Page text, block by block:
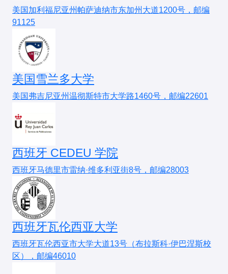
计部分。
专业课策略
普通心理学：以彭聃龄《普通心理学》为基础。
实验心理学：重点掌握郭秀艳《实验心理学》中
真题利用
研究目标院校近5年真题，总结高频考点。
四、最新招生政策变化
推免比例扩大
北大、北师大等校推免占比升至80%+，统考名
额压缩
交叉学科兴起：
认知神经科学（北大-清华联合项目）、人工智
考核方式改革
部分985院校（如复旦、南大）取消笔试，改
为“申请-考核制”
五、报考建议
择校策略
冲名校：建议心理学专业课120+、英语一70+
求稳妥：选择“一志愿未满”院校（如陕师大、华
劣势：相比应用心理学专业，企业对口岗位较少，需
补充实践技能（如编程、数据分析）
三、适合报考人群
1. 推荐人群
✔未来想读博/进高校：基础心理学是学术深造的最佳路
径之一
✔实验技能强
计划从事科研或教育
2. 不推荐人群
✖想快速就业赚钱：建议选择应用心理学、人力资源等
专业
✖ 实验技能较弱
✖讨厌理论研究
询、应用心理学）
四、院校梯队与报考难度
三、报考流程与准备
1. 硕士/博士报考
考试科目
公共课：政治、英语（一）
专业课：心理学综合（含普通心理学、实验心理
复试：注重心理学理论功底和研究潜力，可能涉及实
2. 备考建议
专业课：
教材：彭聃龄《普通心理学》、郭秀艳《实验心
理学》、张厚粲《现代心理与教育统计学》
学术积累：关注《心理学报》《心理科学》等期刊，
了解最新研究动态。
3. 跨考生注意
美国加利福尼亚州帕萨迪纳市东加州大道1200号，邮编
91125
美国雪兰多大学
美国弗吉尼亚州温彻斯特市大学路1460号，邮编22601
西班牙 CEDEU 学院
西班牙马德里市雷纳·维多利亚街8号，邮编28003
西班牙瓦伦西亚大学
西班牙瓦伦西亚市大学大道13号（布拉斯科·伊巴涅斯校
区），邮编46010